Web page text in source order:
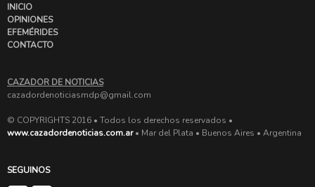
INICIO
OPINIONES
EFEMÉRIDES
CONTACTO
CAZADOR DE NOTICIAS
cazadordenoticiasmdp@gmail.com
© COPYRIGHTS 2016 • Todos los derechos reservados •
www.cazadordenoticias.com.ar• Mar del Plata • Buenos Aires • Argentina
SEGUINOS